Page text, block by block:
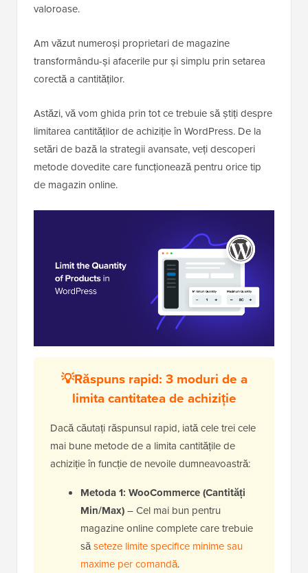
valoroase.
Am văzut numeroși proprietari de magazine
transformându-și afacerile pur și simplu prin setarea
corectă a cantităților.
Astăzi, vă vom ghida prin tot ce trebuie să știți despre
limitarea cantităților de achiziție în WordPress. De la
setări de bază la strategii avansate, veți descoperi
metode dovedite care funcționează pentru orice tip
de magazin online.
💡Răspuns rapid: 3 moduri de a
limita cantitatea de achiziție
Dacă căutați răspunsul rapid, iată cele trei cele
mai bune metode de a limita cantitățile de
achiziție în funcție de nevoile dumneavoastră:
Metoda 1: WooCommerce (Cantități
Min/Max)– Cel mai bun pentru
magazine online complete care trebuie
săseteze limite specifice minime sau
maxime per comandă.